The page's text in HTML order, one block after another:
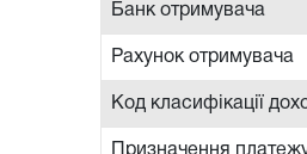
Банк отримувача
Рахунок отримувача
Код класифікації
Призначення